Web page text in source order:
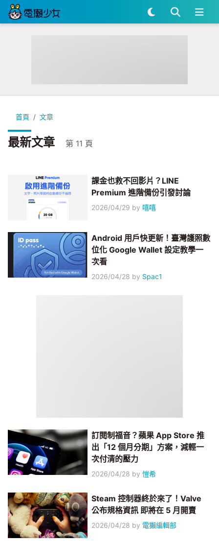
首頁 文章
最新文章 第 11 頁
課金也救不回影片？LINE
Premium 進階備份引發討論
2026/04/29 by 嘻嘻
Android 用戶快更新！臺灣護照數
位化 Google Wallet 設定教學一
次看
2026/04/28 by Spac1
訂閱制福音？蘋果 App Store 推
出「12 個月分期」方案，減輕一
次付清的壓力
2026/04/28 by愷希
Steam 控制器終於來了！Valve
公布規格資訊 即將在 5 月開賣
2026/04/28 by 電獺編輯部